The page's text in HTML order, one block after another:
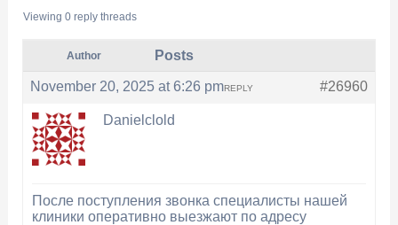
Viewing 0 reply threads
Author Posts
November 20, 2025 at 6:26 pm #26960
REPLY
Danielclold
После поступления звонка специалисты нашей
клиники оперативно выезжают по адресу